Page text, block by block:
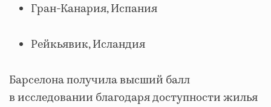
Гран-Канария, Испания
Рейкьявик, Исландия
Барселона получила высший балл
в исследовании благодаря доступности жилья